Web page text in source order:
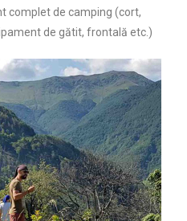
complet de camping (cort,
de gătit, frontală etc.)